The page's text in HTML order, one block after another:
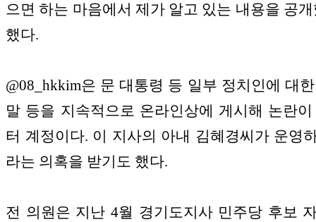
으면 하는 마음에서 제가 알고 있는 내용을 공
했다.
@08_hkkim은 문 대통령 등 일부 정치인에 대
말 등을 지속적으로 온라인상에 게시해 논란
터 계정이다. 이 지사의 아내 김혜경씨가 운영
라는 의혹을 받기도 했다.
전 의원은 지난 4월 경기도지사 민주당 후보